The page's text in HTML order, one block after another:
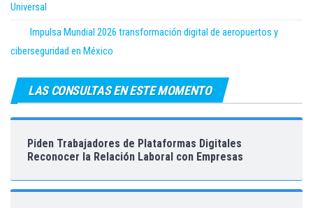
Universal
Impulsa Mundial 2026 transformación digital de aeropuertos y
ciberseguridad en México
LAS CONSULTAS EN ESTE MOMENTO
Piden Trabajadores de Plataformas Digitales
Reconocer la Relación Laboral con Empresas